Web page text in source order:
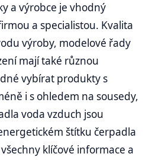
a výrobce je vhodný
a specialistou. Kvalita
výroby, modelové řady
mají také různou
vybírat produkty s
i s ohledem na sousedy,
voda vzduch jsou
štítku čerpadla
klíčové informace a